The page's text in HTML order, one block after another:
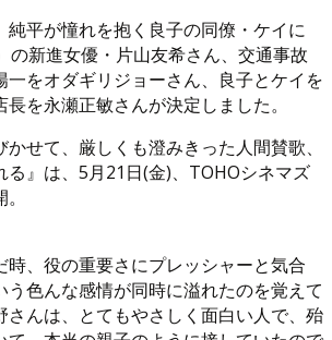
純平が憧れを抱く良子の同僚・ケイに
の新進女優・片山友希さん、交通事故
一をオダギリジョーさん、良子とケイを
を永瀬正敏さんが決定しました。
せて、厳しくも澄みきった人間賛歌、
る』は、5月21日(金)、TOHOシネマズ
時、役の重要さにプレッシャーと気合
う色んな感情が同時に溢れたのを覚えて
さんは、とてもやさしく面白い人で、殆